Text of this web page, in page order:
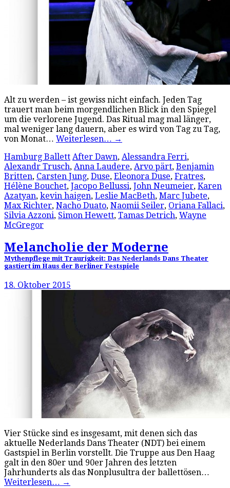
Alt zu werden – ist gewiss nicht einfach. Jeden Tag
trauert man beim morgendlichen Blick in den Spiegel
um die verlorene Jugend. Das Ritual mag mal länger,
mal weniger lang dauern, aber es wird von Tag zu Tag,
von Monat… Weiterlesen… →
Hamburg Ballett After Dawn, Alessandra Ferri,
Alexandr Trusch, Anna Laudere, Arvo pärt, Benjamin
Britten, Carsten Jung, Duse, Eleonora Duse, Fratres,
Hélène Bouchet, Jacopo Bellussi, John Neumeier, Karen
Azatyan, kevin haigen, Leslie MacBeth, Marc Jubete,
Max Richter, Nacho Duato, Naomii Seiler, Oriana Fallaci,
Silvia Azzoni, Simon Hewett, Tamas Detrich, Wayne
McGregor
Melancholie der Moderne
Mythenpflege mit Traurigkeit: Das Nederlands Dans Theater
gastiert im Haus der Berliner Festspiele
18. Oktober 2015
Vier Stücke sind es insgesamt, mit denen sich das
aktuelle Nederlands Dans Theater (NDT) bei einem
Gastspiel in Berlin vorstellt. Die Truppe aus Den Haag
galt in den 80er und 90er Jahren des letzten
Jahrhunderts als das Nonplusultra der ballettösen…
Weiterlesen… →